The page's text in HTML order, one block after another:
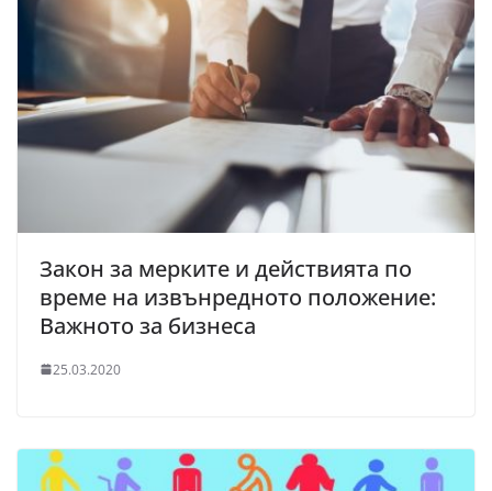
Закон за мерките и действията по
време на извънредното положение:
Важното за бизнеса
25.03.2020